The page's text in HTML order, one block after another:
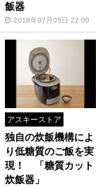
飯器
2018年07月05日 22:00
アスキーストア
独自の炊飯機構によ
り低糖質のご飯を実
現！ 「糖質カット
炊飯器」